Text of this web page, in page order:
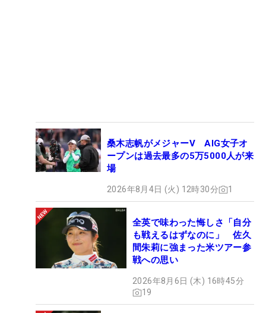
桑木志帆がメジャーV AIG女子オ
ープンは過去最多の5万5000人が来
場
2026年8月4日 (火) 12時30分 1
全英で味わった悔しさ「自分
も戦えるはずなのに」 佐久
間朱莉に強まった米ツアー参
戦への思い
2026年8月6日 (木) 16時45分
19